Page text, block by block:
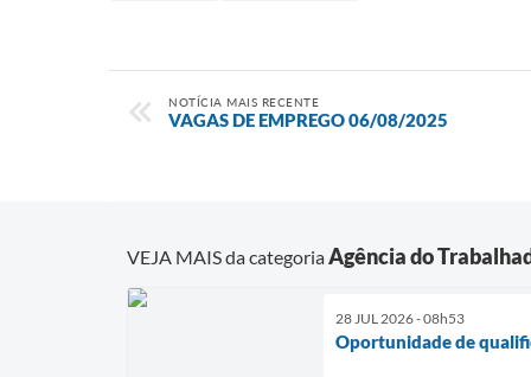
NOTÍCIA MAIS RECENTE
VAGAS DE EMPREGO 06/08/2025
VEJA MAIS da categoriaAgência do
28 JUL 2026 - 08h53
Oportunidade de